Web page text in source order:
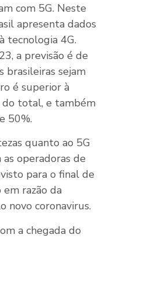
com 5G. Neste
apresenta dados
tecnologia 4G.
a previsão é de
brasileiras sejam
é superior à
total, e também
50%.
quanto ao 5G
operadoras de
para o final de
razão da
novo coronavirus.
a chegada do